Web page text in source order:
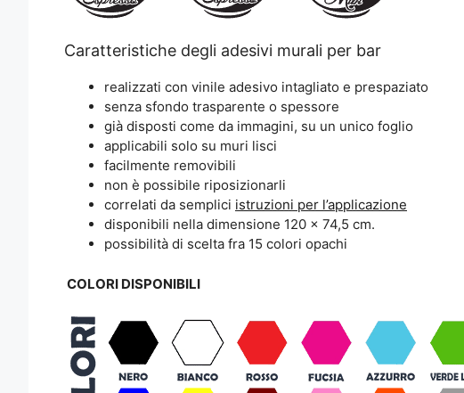
Caratteristiche degli adesivi murali per bar
realizzati con vinile adesivo intagliato e prespaziato
senza sfondo trasparente o spessore
già disposti come da immagini, su un unico foglio
applicabili solo su muri lisci
facilmente removibili
non è possibile riposizionarli
correlati da semplici istruzioni per l’applicazione
disponibili nella dimensione 120 x 74,5 cm.
possibilità di scelta fra 15 colori opachi
COLORI DISPONIBILI